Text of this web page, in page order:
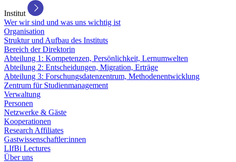
Institut
Wer wir sind und was uns wichtig ist
Organisation
Struktur und Aufbau des Instituts
Bereich der Direktorin
Abteilung 1: Kompetenzen, Persönlichkeit, Lernumwelten
Abteilung 2: Entscheidungen, Migration, Erträge
Abteilung 3: Forschungsdatenzentrum, Methodenentwicklung
Zentrum für Studienmanagement
Verwaltung
Personen
Netzwerke & Gäste
Kooperationen
Research Affiliates
Gastwissenschaftler:innen
LIfBi Lectures
Über uns